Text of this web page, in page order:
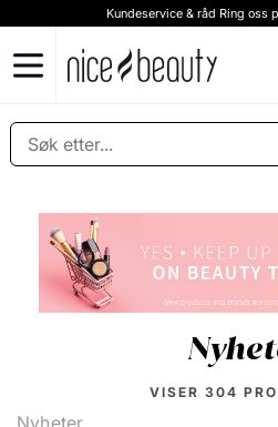
Kundeservice & råd Ring oss
VISER 304
Nyheter